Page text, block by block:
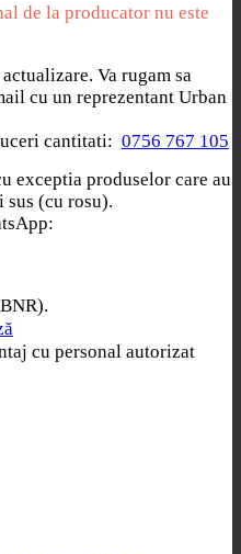
de la producator nu este
Va rugam sa
cu un reprezentant Urban
cantitati: 0756 767 105
exceptia produselor care au
sus (cu rosu).
cu personal autorizat